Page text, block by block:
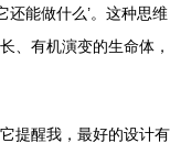
还能做什么’。这种思维
、有机演变的生命体，
提醒我，最好的设计有